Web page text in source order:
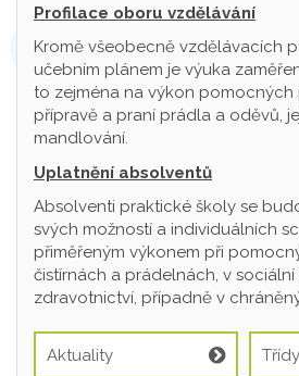
Profilace oboru vzdělávání
Kromě všeobecně vzdělávacích
učebním plánem je výuka
to zejména na výkon pomocných
přípravě a praní prádla a oděvů,
mandlování.
Uplatnění absolventů
Absolventi praktické školy se
svých možností a individuálních
přiměřeným výkonem při
čistírnách a prádelnách, v
zdravotnictví, případně v
Aktuality Třídy